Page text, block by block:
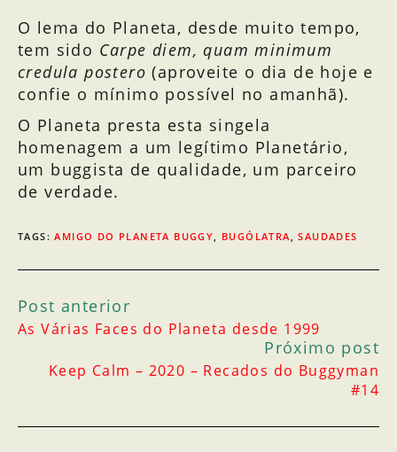
O lema do Planeta, desde muito tempo,
tem sido Carpe diem, quam minimum
credula postero (aproveite o dia de hoje e
confie o mínimo possível no amanhã).
O Planeta presta esta singela
homenagem a um legítimo Planetário,
um buggista de qualidade, um parceiro
de verdade.
TAGS:AMIGO DO PLANETA BUGGY, BUGÓLATRA, SAUDADES
Post anterior
As Várias Faces do Planeta desde 1999
Próximo post
Keep Calm – 2020 – Recados do Buggyman
#14